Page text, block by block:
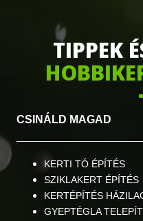
TIPPEK
CSINÁLD MAGAD
KERTI TÓ ÉPÍTÉS
SZIKLAKERT ÉPÍTÉS
KERTÉPÍTÉS
GYEPTÉGLA